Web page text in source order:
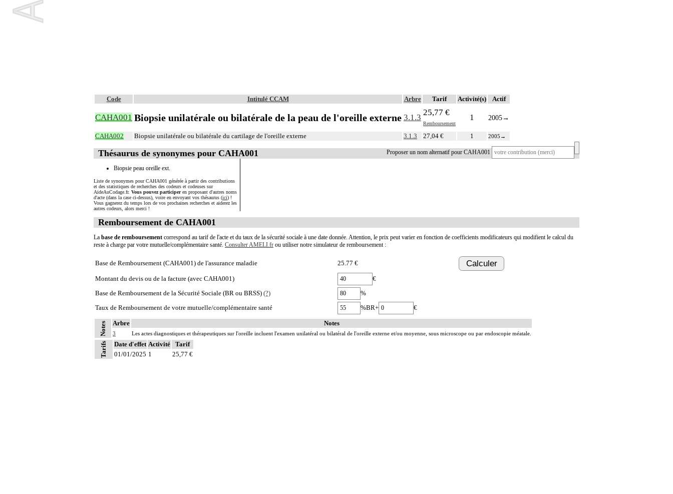
Code Intitulé CCAM Arbre Tarif Activité(s) Actif
CAHA001 Biopsie unilatérale ou bilatérale de la peau de l'oreille externe 3.1.3
25,77 €
Remboursement
1 2005→
CAHA002 Biopsie unilatérale ou bilatérale du cartilage de l'oreille externe 3.1.3 27,04 € 1 2005 →
Proposer un nom alternatif pour CAHA001
Thésaurus de synonymes pour CAHA001
Biopsie peau oreille ext.
Liste de synonymes pour CAHA001 générée à partir des contributions
et des statistiques de recherches des codeurs et codeuses sur
AideAuCodage.fr. Vous pouvez participeren proposant d'autres noms
d'acte (dans la case ci-dessus), voire en envoyant vos thésaurus (ici) !
Vous gagnerez du temps lors de vos prochaines recherches et aiderez les
autres codeurs, alors merci !
Remboursement de CAHA001
La base de remboursement correspond au tarif de l'acte et du taux de la sécurité sociale à une date donnée. Attention, le prix peut varier en fonction de coefficients modificateurs qui modifient le calcul du
reste à charge par votre mutuelle/complémentaire santé. Consulter AMELI.fr ou utiliser notre simulateur de remboursement :
Base de Remboursement (CAHA001) de l'assurance maladie 25.77 € Calculer
Montant du devis ou de la facture (avec CAHA001)
€
Base de Remboursement de la Sécurité Sociale (BR ou BRSS) (?)
%
Taux de Remboursement de votre mutuelle/complémentaire santé
%BR+ €
Notes Arbre Notes
3 Les actes diagnostiques et thérapeutiques sur l'oreille incluent l'examen unilatéral ou bilatéral de l'oreille externe et/ou moyenne, sous microscope ou par endoscopie méatale.
Tarifs Date d'effet Activité
Tarif
01/01/2025 1 25,77 €